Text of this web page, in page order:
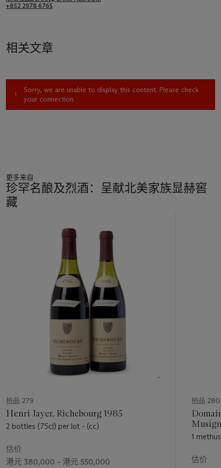
+852 2978 6765
相关文章
Sorry, we are unable to display this content. Please check
your connection.
更多来自
珍罕名酿及烈酒：呈献北美家族显赫窖
藏
拍品 279
Henri Jayer, Richebourg 1985
2 bottles (75cl) per lot - (cc)
估价
港元 380,000 – 港元 550,000
拍品 280
1
估价